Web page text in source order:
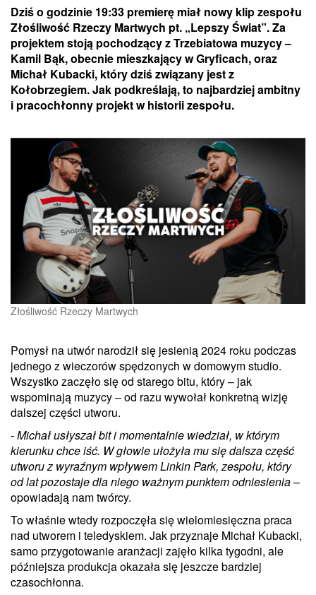
Dziś o godzinie 19:33 premierę miał nowy klip zespołu
Złośliwość Rzeczy Martwych pt. „Lepszy Świat”. Za
projektem stoją pochodzący z Trzebiatowa muzycy –
Kamil Bąk, obecnie mieszkający w Gryficach, oraz
Michał Kubacki, który dziś związany jest z
Kołobrzegiem. Jak podkreślają, to najbardziej ambitny
i pracochłonny projekt w historii zespołu.
Złośliwość Rzeczy Martwych
Pomysł na utwór narodził się jesienią 2024 roku podczas
jednego z wieczorów spędzonych w domowym studio.
Wszystko zaczęło się od starego bitu, który – jak
wspominają muzycy – od razu wywołał konkretną wizję
dalszej części utworu.
- Michał usłyszał bit i momentalnie wiedział, w którym
kierunku chce iść. W głowie ułożyła mu się dalsza część
utworu z wyraźnym wpływem Linkin Park, zespołu, który
od lat pozostaje dla niego ważnym punktem odniesienia–
opowiadają nam twórcy.
To właśnie wtedy rozpoczęła się wielomiesięczna praca
nad utworem i teledyskiem. Jak przyznaje Michał Kubacki,
samo przygotowanie aranżacji zajęło kilka tygodni, ale
późniejsza produkcja okazała się jeszcze bardziej
czasochłonna.